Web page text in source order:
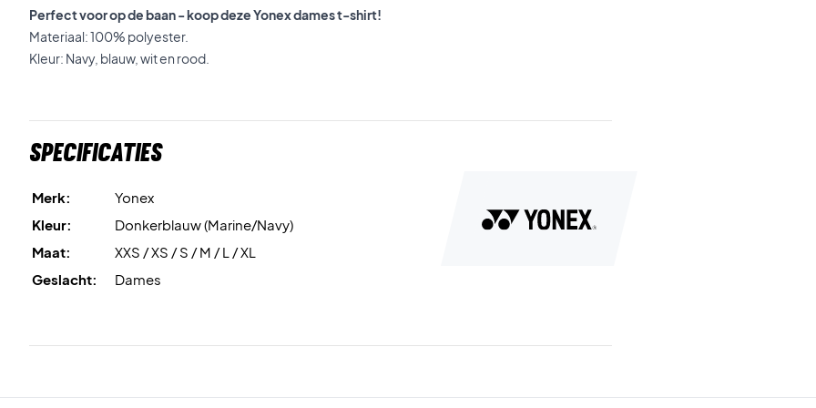
Perfect voor op de baan - koop deze Yonex dames t-shirt!
Materiaal: 100% polyester.
Kleur: Navy, blauw, wit en rood.
Specificaties
Merk:
Yonex
Kleur:
Donkerblauw (Marine/Navy)
Maat:
XXS / XS / S / M / L / XL
Geslacht:
Dames